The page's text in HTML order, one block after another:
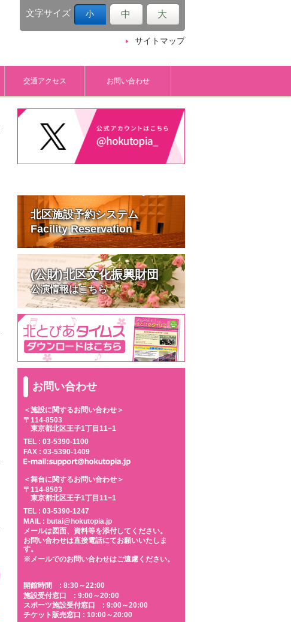
サイトマップ
文字サイズ 小 中 大
交通アクセス お問い合わせ
北区施設予約システム
Facility Reservation
(公財)北区文化振興財団
公演情報はこちら
お問い合わせ
＜施設に関するお問い合わせ＞
〒114-8503
東京都北区王子1丁目11−1
TEL : 03-5390-1100
FAX : 03-5390-1409
＜舞台に関するお問い合わせ＞
〒114-8503
東京都北区王子1丁目11−1
TEL : 03-5390-1247
MAIL : butai@hokutopia.jp
メールは図面、資料等を添付してください。
お問い合わせは直接電話にてお願いいたしま
す。
※メールでのお問い合わせはご遠慮ください。
開館時間 : 8:30～22:00
施設受付窓口 : 9:00～20:00
スポーツ施設受付窓口 : 9:00～20:00
チケット販売窓口 : 10:00～20:00